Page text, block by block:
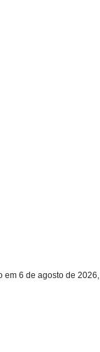
em 6 de agosto de 2026,